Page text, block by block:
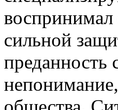
воспринимал
сильной
преданность